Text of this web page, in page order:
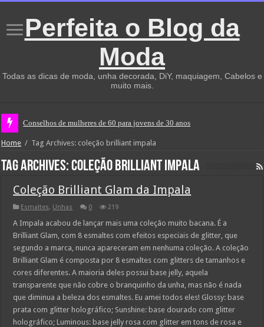
Perfeita o Blog da
Moda
Todas as dicas de moda, unha decorada, DiY, maquiagem, Cabelos e
muito mais.
Conselhos de mulheres de 60 para jovens de 30 anos
Home / Tag Archives: coleção brilliant impala
Tag Archives:coleção brilliant impala
Coleção Brilliant Glam da Impala
Esmaltes, Unhas 0 219
A Impala acabou de lançar mais uma coleção muito bacana. É a
Brilliant Glam, com 8 esmaltes com efeitos especiais de glitter, que
segundo a marca, nunca apareceram em nenhuma coleção. A coleção
Brilliant Glam é composta por 8 esmaltes com glitters de tamanhos e
cores diferentes. A maioria deles possui base jelly, aquela
transparente que não cobre o branquinho da unha, mas não é nada
que diminua a beleza dos esmaltes. Eu amei todos eles! Glossy: base
prata com glitter holográfico; Sunshine: base dourado com glitter
holográfico; Luminous: base jelly rosa com glitter em tons de rosa e